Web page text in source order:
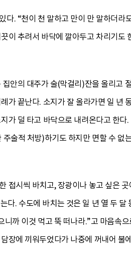
다. “천이 천 말하고 만이 만 말하더
이 추려서 바닥에 깔아두고 차리기
안의 대주가 술(막걸리)잔을 올리고
가 끝난다. 소지가 잘 올라가면 일 년
가 덜 타고 바닥으로 내려온다고 한
술적 처방)하기도 하지만 면할 수
접시씩 바치고, 장광이나 놓고 싶은
다. 수도에 바치는 것은 일 년 열 두
까 이것 먹고 뚝 떠나라.”고 마음속
장에 끼워두었다가 나중에 꺼내어 불